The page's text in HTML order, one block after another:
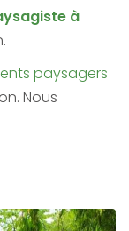
à
paysagers
Nous